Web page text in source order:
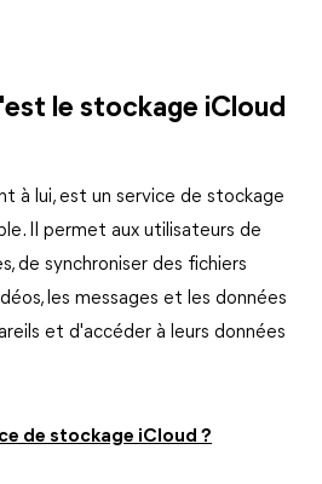
le stockage iCloud
à lui, est un service de stockage
Il permet aux utilisateurs de
de synchroniser des fichiers
les messages et les données
et d'accéder à leurs données
de stockage iCloud ?